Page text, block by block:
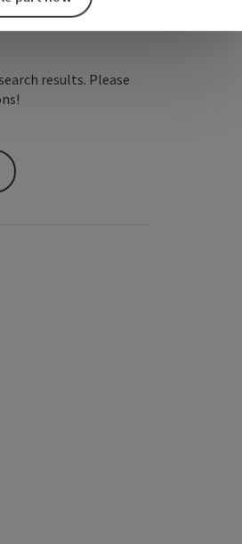
results. Please
- Open menu